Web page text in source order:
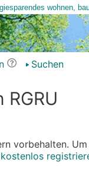
Suchen
vorbehalten.
kostenlos